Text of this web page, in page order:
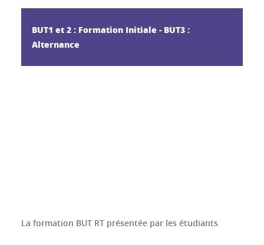
BUT1 et 2 : Formation Initiale - BUT3 :
Alternance
La formation BUT RT présentée par les étudiants